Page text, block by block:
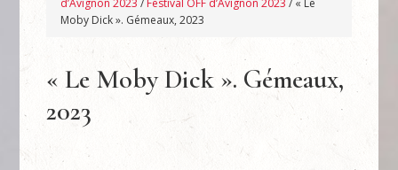
d’Avignon 2023 / Festival OFF d’Avignon 2023 / « Le
Moby Dick ». Gémeaux, 2023
« Le Moby Dick ». Gémeaux,
2023